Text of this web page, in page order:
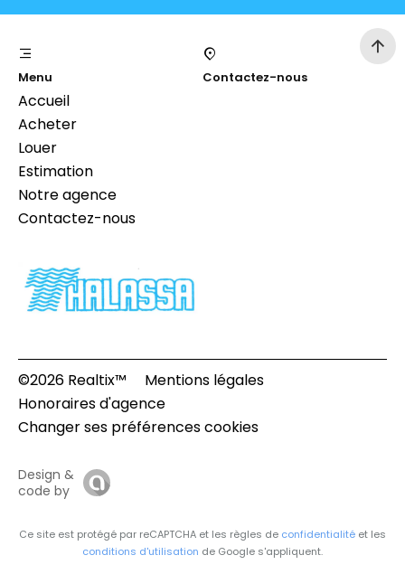
Menu
Accueil
Acheter
Louer
Estimation
Notre agence
Contactez-nous
Contactez-nous
©2026 Realtix™
Mentions légales
Honoraires d'agence
Changer ses préférences cookies
Design &
code by
Ce site est protégé par reCAPTCHA et les règles de confidentialité et les
conditions d'utilisation de Google s'appliquent.